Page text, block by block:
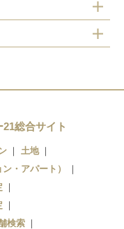
総合サイト
土地
・アパート）
検索